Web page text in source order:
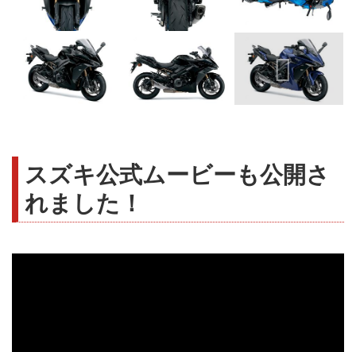
スズキ公式ムービーも公開さ
れました！